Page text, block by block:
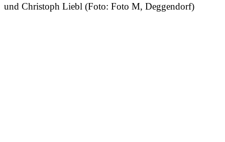
und Christoph Liebl (Foto: Foto M, Deggendorf)